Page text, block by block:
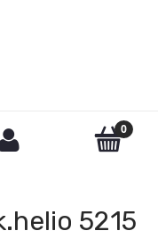
5215